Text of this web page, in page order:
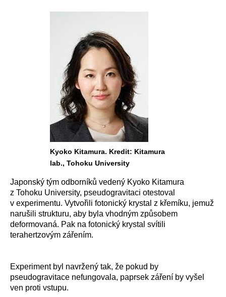
Kyoko Kitamura. Kredit: Kitamura
lab., Tohoku University
Japonský tým odborníků vedený Kyoko Kitamura
z Tohoku University, pseudogravitaci otestoval
v experimentu. Vytvořili fotonický krystal z křemíku, jemuž
narušili strukturu, aby byla vhodným způsobem
deformovaná. Pak na fotonický krystal svítili
terahertzovým zářením.
Experiment byl navržený tak, že pokud by
pseudogravitace nefungovala, paprsek záření by vyšel
ven proti vstupu.